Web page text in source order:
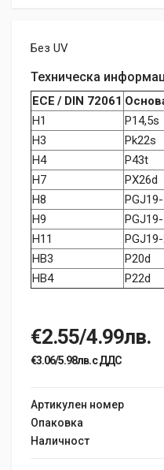
Без UV
Техническа
ECE / DIN 72061
H1
P14,5s
H3
Pk22s
H4
P43t
H7
PX26d
H8
PGJ19-
H9
H11
HB3
P20d
HB4
P22d
€2.55/4.99лв.
€3.06/5.98лв. с ДДС
Артикулен номер
Опаковка
Наличност